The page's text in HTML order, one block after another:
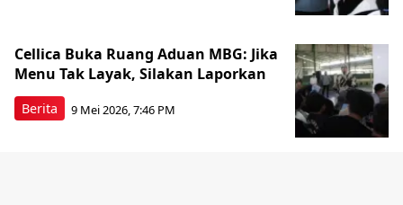
Berita
Cellica Buka Ruang Aduan MBG: Jika
Menu Tak Layak, Silakan Laporkan
9 Mei 2026, 7:46 PM